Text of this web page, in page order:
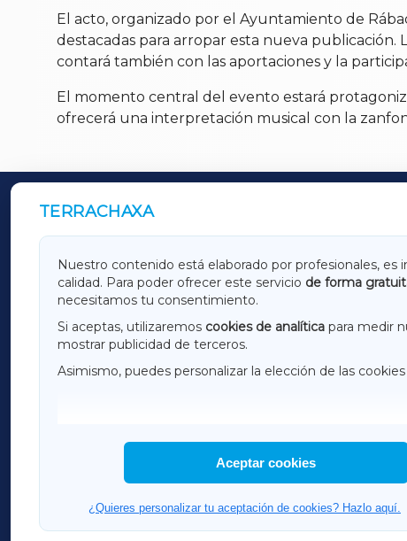
El acto, organizado por el Ayuntamiento de
destacadas para arropar esta nueva publicación.
contará también con las aportaciones y la
El momento central del evento estará
ofrecerá una interpretación musical con la
TERRACHAXA
Nuestro contenido está elaborado por profesionales,
calidad. Para poder ofrecer este servicio de forma
necesitamos tu consentimiento.
Si aceptas, utilizaremos cookies de analítica para medir
mostrar publicidad de terceros.
Asimismo, puedes personalizar la elección de las
Aceptar cookies
¿Quieres personalizar tu aceptación de cookies? Hazlo aquí.
OUTROS PERIÓDICOS
GALICIAXA LUGOXA
AMARIÑAXA
OURENSEXA